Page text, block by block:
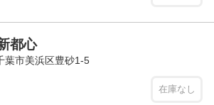
都心
葉市美浜区豊砂1-5
在庫なし